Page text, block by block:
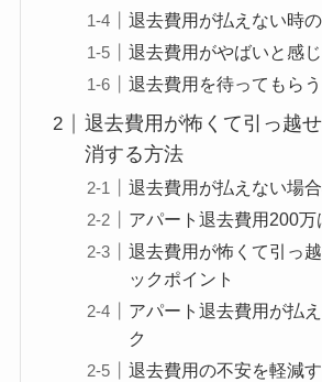
退去費用が払えない時
退去費用がやばいと感
退去費用を待ってもら
退去費用が怖くて引っ越
消する方法
退去費用が払えない場
アパート退去費用200万
退去費用が怖くて引っ
ックポイント
アパート退去費用が払
ク
退去費用の不安を軽減